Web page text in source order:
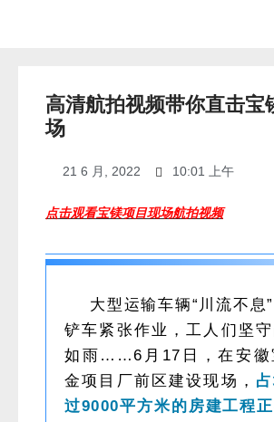
高清航拍视频带你直击宝
场
21 6 月, 2022 10:01 上午
点击观看宝镁项目现场航拍视频
大型运输车辆“川流不息
铲车紧张作业，工人们坚
如雨……6月17日，在安徽
金项目厂前区建设现场，
过9000平方米的房建工程